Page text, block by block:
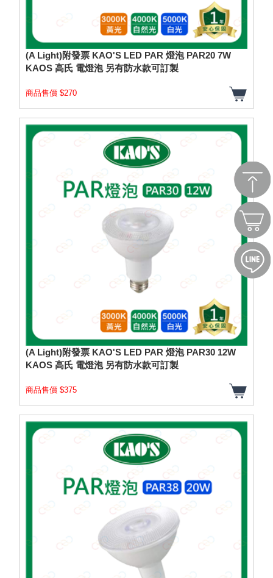
(A Light)附發票 KAO'S LED PAR 燈泡 PAR20 7W
KAOS 高氏 電燈泡 另有防水款可訂製
商品售價 $270
(A Light)附發票 KAO'S LED PAR 燈泡 PAR30 12W
KAOS 高氏 電燈泡 另有防水款可訂製
商品售價 $375